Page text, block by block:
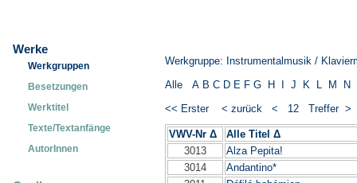
Werke
Werkgruppen
Besetzungen
Werktitel
Texte/Textanfänge
AutorInnen
Werkgruppe: Instrumentalmusik /
Alle
A B C D E F G H J K L M N
<< Erster
< zurück< 12 Treffer
VWV-Nr Δ Alle Titel Δ
3013
Alza Pepita!
3014
Andantino*